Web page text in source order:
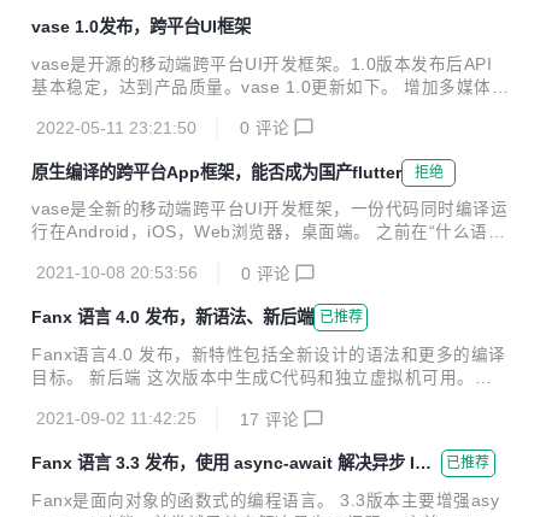
vase 1.0发布，跨平台UI框架
vase是开源的移动端跨平台UI开发框架。1.0版本发布后API
基本稳定，达到产品质量。vase 1.0更新如下。 增加多媒体支
上功能在Android，iOS，Html5上完成支持，在java桌面端只
支持播放声音。 布局功能增强 新增百分比布局 新增自动缩放
布局 新增更多控件 CardPane提供横向推动的列表 ResizePa
ne提供可用鼠标拖动大小的子窗口，方便开发桌面应用 Color
Picker控件，用于选择颜色 Tooktip支持鼠标悬停提示 iOS应
重写事件处...
2022-05-11 23:21:50 0 评论
原生编译的跨平台App框架，能否成为国产flutter 拒绝
vase是全新的移动端跨平台UI开发框架，一份代码同时编译运
行在Android，iOS，Web浏览器，桌面端。 之前在“什么语言
发完成，这次终于做到了全平台支持。 得益于fanx多编译目标
的设计，我们革命性的开创了一个跨平台开发流派。在Androi
d上编译为java字节码，在iOS上编译为C，在Web上编译为Ja
vascript。 这一切都是国产、开源、免费的。 特性 提供下列
特性，让开发者能容易地创建原生编译的好看的app。 声明式
也可以用代码。 丰富的UI控件。 简单强大的...
2021-10-08 20:53:56 0 评论
Fanx 语言 4.0 发布，新语法、新后端 已推荐
Fanx语言4.0 发布，新特性包括全新设计的语法和更多的编译
目标。 新后端 这次版本中生成C代码和独立虚拟机可用。至
译目标。 尽管新的后端还没有做大量的测试，没有达到产品质
量。但我们迈向了脱离JVM平台的第一步。 新语法 在长期的
使用中发现之前的语法还是不够完美，由于兼容性考虑一直没
有做太多改变。这次终于做了破坏性改变，修改了很多语法。
2021-09-02 11:42:25 17 评论
Fanx 语言 3.3 发布，使用 async-await 解决异步 IO
问题
已推荐
Fanx是面向对象的函数式的编程语言。 3.3版本主要增强asy